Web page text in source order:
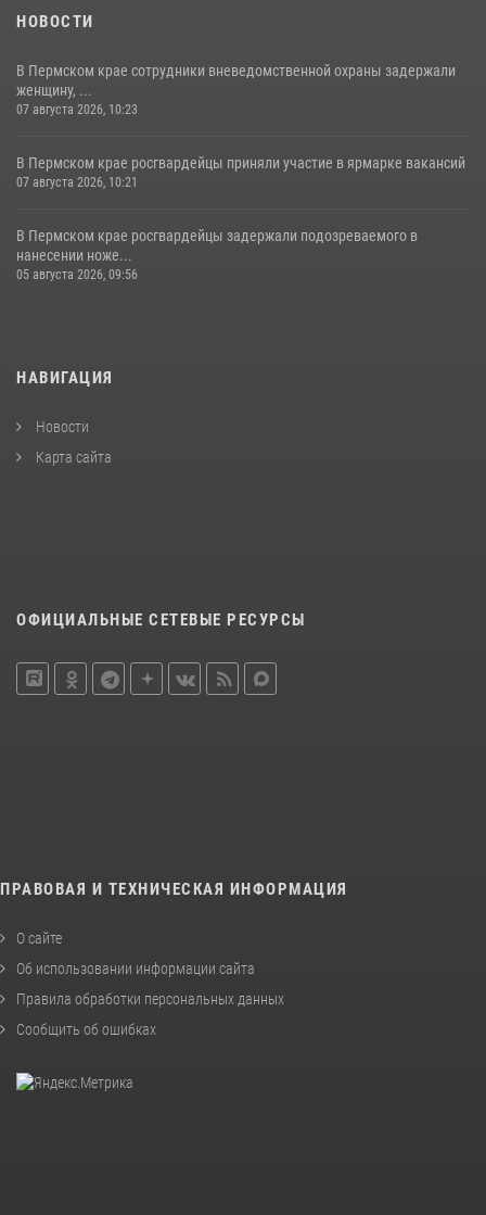
НОВОСТИ
В Пермском крае сотрудники вневедомственной охраны задержали
женщину, ...
07 августа 2026, 10:23
В Пермском крае росгвардейцы приняли участие в ярмарке вакансий
07 августа 2026, 10:21
В Пермском крае росгвардейцы задержали подозреваемого в
нанесении ноже...
05 августа 2026, 09:56
НАВИГАЦИЯ
Новости
Карта сайта
ОФИЦИАЛЬНЫЕ СЕТЕВЫЕ РЕСУРСЫ
ПРАВОВАЯ И ТЕХНИЧЕСКАЯ ИНФОРМАЦИЯ
О сайте
Об использовании информации сайта
Правила обработки персональных данных
Сообщить об ошибках